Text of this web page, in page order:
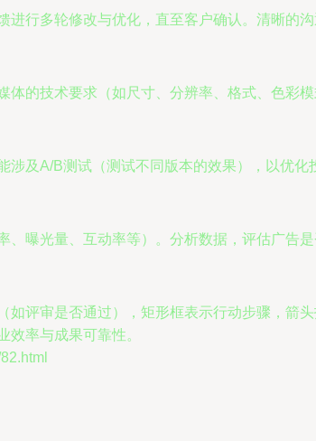
行多轮修改与优化，直至客户确认。清晰的
的技术要求（如尺寸、分辨率、格式、色彩
及A/B测试（测试不同版本的效果），以优化
曝光量、互动率等）。分析数据，评估广告
评审是否通过），矩形框表示行动步骤，箭
效率与成果可靠性。